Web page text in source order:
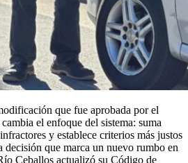
que fue aprobada por el
el enfoque del sistema: suma
y establece criterios más justos
decisión que marca un nuevo rumbo en
Ceballos actualizó su Código de